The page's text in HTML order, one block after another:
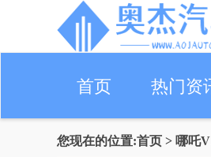
首页 热门资
您现在的位置:首页 > 哪吒